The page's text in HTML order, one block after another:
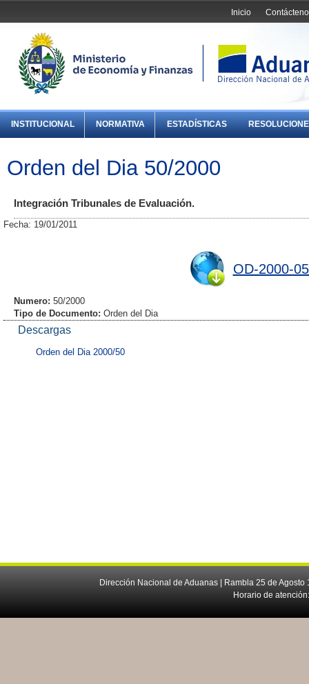
Inicio
INSTITUCIONAL NORMATIVA ESTADÍSTICAS
Orden del Dia 50/2000
Integración Tribunales de Evaluación.
Fecha: 19/01/2011
OD-2000-
Numero: 50/2000
Tipo de Documento: Orden del Dia
Descargas
Orden del Dia 2000/50
Dirección Nacional de Aduanas | Rambla 25 de
Horario de